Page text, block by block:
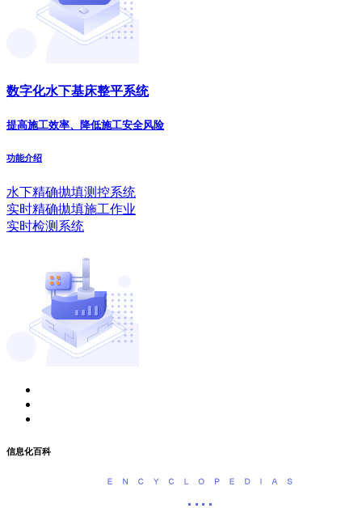
数字化水下基床整平系统
提高施工效率、降低施工安全风险
功能介绍
水下精确抛填测控系统
实时精确拋填施工作业
实时检测系统
信息化百科